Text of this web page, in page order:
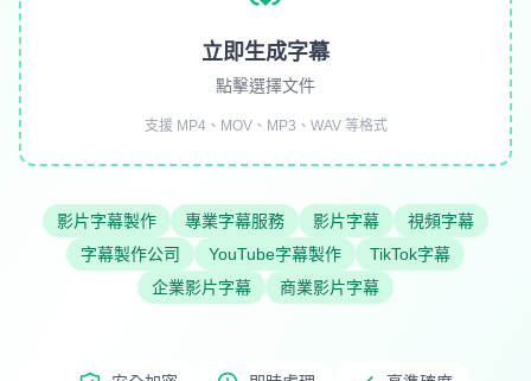
立即生成字幕
點擊選擇文件
支援 MP4、MOV、MP3、WAV 等格式
影片字幕製作 專業字幕服務 影片字幕
視頻字幕
字幕製作公司
YouTube字幕製作
TikTok字幕
企業影片字幕
商業影片字幕